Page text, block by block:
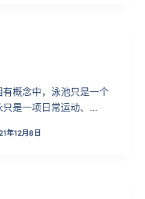
概念中，泳池只是一个
是一项日常运动、…
年12月8日